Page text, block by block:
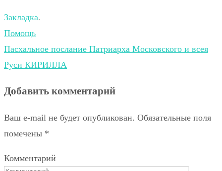
Закладка.
Помощь
Пасхальное послание Патриарха Московского и всея
Руси КИРИЛЛА
Добавить комментарий
Ваш e-mail не будет опубликован. Обязательные поля
помечены *
Комментарий